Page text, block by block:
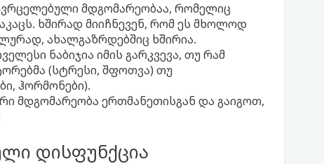
მდგომარეობაა, რომელიც
ხშირად მიიჩნევენ, რომ ეს მხოლოდ
ახალგაზრდებშიც ხშირია.
ნაბიჯია იმის გარკვევა, თუ რამ
(სტრესი, შფოთვა) თუ
ჰორმონები).
მდგომარეობა ერთმანეთისგან და გაიგოთ,
დისფუნქცია